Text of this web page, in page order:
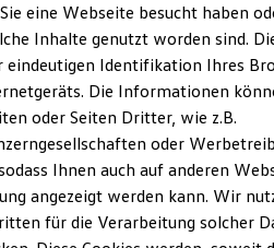
Lebensdauer
6
Versionen und Updates
zu Ihrem ID.
eine Webseite besucht haben
Inhalte genutzt worden sind.
eindeutigen Identifikation Ihres
Die Informationen
oder Seiten Dritter, wie z.B.
oder
Ihnen auch auf anderen
angezeigt werden kann. Wir
für die Verarbeitung solcher